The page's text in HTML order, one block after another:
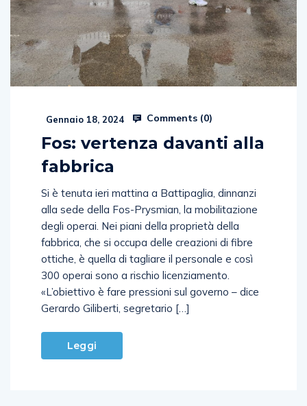
Gennaio 18, 2024 Comments (0)
Fos: vertenza davanti alla
fabbrica
Si è tenuta ieri mattina a Battipaglia, dinnanzi
alla sede della Fos-Prysmian, la mobilitazione
degli operai. Nei piani della proprietà della
fabbrica, che si occupa delle creazioni di fibre
ottiche, è quella di tagliare il personale e così
300 operai sono a rischio licenziamento.
«L’obiettivo è fare pressioni sul governo – dice
Gerardo Giliberti, segretario […]
Leggi